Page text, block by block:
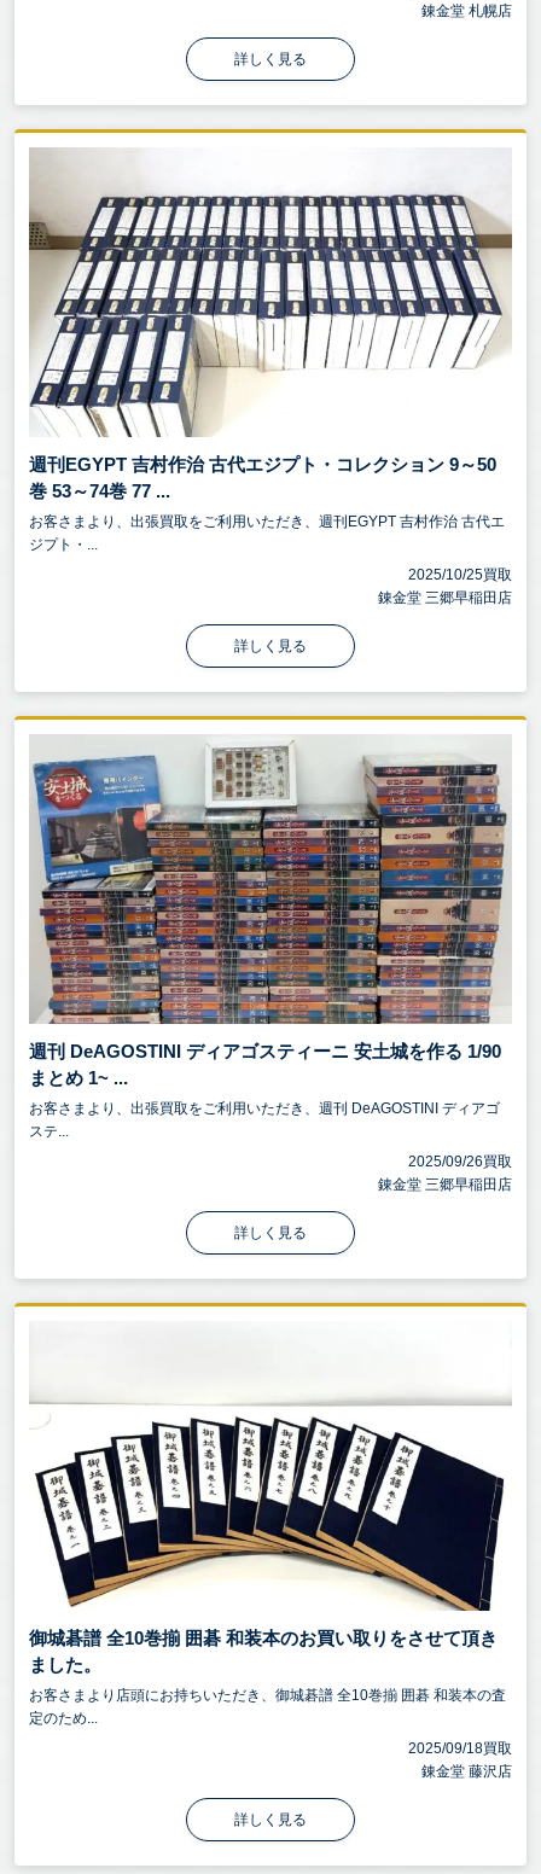
錬金堂 札幌店
詳しく見る
週刊EGYPT 吉村作治 古代エジプト・コレクション 9～50
巻 53～74巻 77 ...
お客さまより、出張買取をご利用いただき、週刊EGYPT 吉村作治 古代エ
ジプト・...
2025/10/25買取
錬金堂 三郷早稲田店
詳しく見る
週刊 DeAGOSTINI ディアゴスティーニ 安土城を作る 1/90
まとめ 1~ ...
お客さまより、出張買取をご利用いただき、週刊 DeAGOSTINI ディアゴ
ステ...
2025/09/26買取
錬金堂 三郷早稲田店
詳しく見る
御城碁譜 全10巻揃 囲碁 和装本のお買い取りをさせて頂き
ました。
お客さまより店頭にお持ちいただき、御城碁譜 全10巻揃 囲碁 和装本の査
定のため...
2025/09/18買取
錬金堂 藤沢店
詳しく見る